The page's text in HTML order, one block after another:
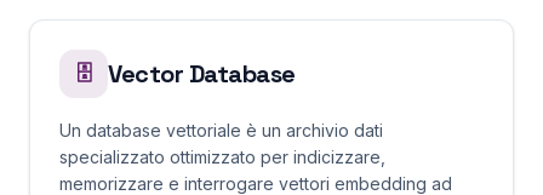
🗄️ Vector Database
Un database vettoriale è un archivio dati
specializzato ottimizzato per indicizzare,
memorizzare e interrogare vettori embedding ad